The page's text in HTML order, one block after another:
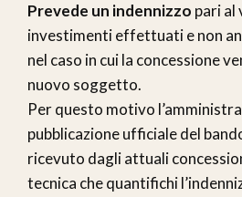
Prevede un indennizzo pari al
investimenti effettuati e non
nel caso in cui la concessione
nuovo soggetto.
Per questo motivo
pubblicazione ufficiale del
ricevuto dagli attuali
tecnica che quantifichi